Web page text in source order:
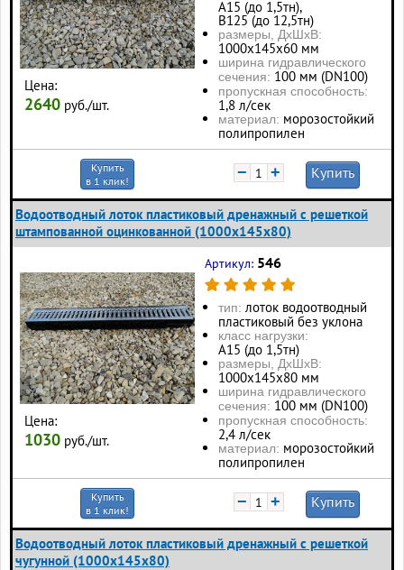
Цена:
2640 руб./шт.
А15 (до 1,5тн),
В125 (до 12,5тн)
размеры, ДхШхВ:
1000х145х60 мм
ширина гидравлического
сечения: 100 мм (DN100)
пропускная способность:
1,8 л/сек
материал: морозостойкий
полипропилен
Купить
в 1 клик!
− + Купить
Водоотводный лоток пластиковый дренажный с решеткой
штампованной оцинкованной (1000x145x80)
Цена:
1030 руб./шт.
Артикул: 546
тип: лоток водоотводный
пластиковый без уклона
класс нагрузки:
А15 (до 1,5тн)
размеры, ДхШхВ:
1000х145х80 мм
ширина гидравлического
сечения: 100 мм (DN100)
пропускная способность:
2,4 л/сек
материал: морозостойкий
полипропилен
Купить
в 1 клик!
− + Купить
Водоотводный лоток пластиковый дренажный с решеткой
чугунной (1000x145x80)